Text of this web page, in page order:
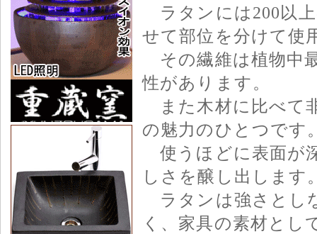
ラタンには200以
せて部位を分けて使
その繊維は植物中
性があります。
また木材に比べて
の魅力のひとつです
使うほどに表面が
しさを醸し出します
ラタンは強さとし
く、家具の素材とし